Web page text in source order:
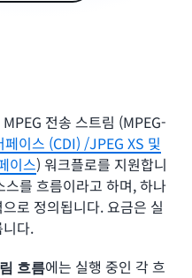
전송 스트림 (MPEG-
이스 (CDI) /JPEG XS 및
이스) 워크플로를 지원합니
를 흐름이라고 하며, 하나
로 정의됩니다. 요금은 실
다.
흐름에는 실행 중인 각 흐